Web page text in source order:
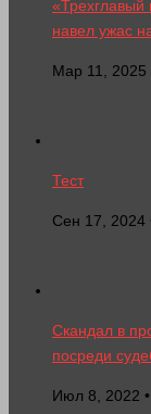
навел ужас
Мар 11, 2025
Тест
Сен 17, 2024
Скандал в
посреди
Июл 8, 2022